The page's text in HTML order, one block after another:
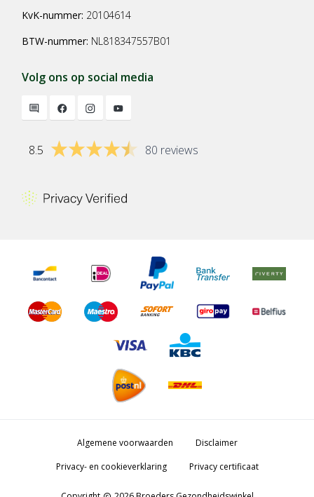
KvK-nummer: 20104614
BTW-nummer: NL818347557B01
Volg ons op social media
8.5 80 reviews
Algemene voorwaarden
Disclaimer
Privacy- en cookieverklaring
Privacy certificaat